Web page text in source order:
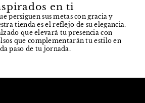
en ti
persiguen sus metas con gracia y
tienda es el reflejo de su elegancia.
que elevará tu presencia con
que complementarán tu estilo en
paso de tu jornada.